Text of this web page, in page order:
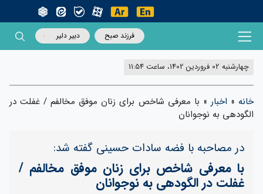
فرزند صبح دبیر دلیر
چهارشنبه 02 فروردین 1402، ساعت 11:54
خانه» اخبار » با معرفی شاخص برای زنان موفق مخالفم / غفلت در
الگودهی به نوجوانان
در مصاحبه با فضه سادات حسینی گفته شد:
با معرفی شاخص برای زنان موفق مخالفم /
غفلت در الگودهی به نوجوانان